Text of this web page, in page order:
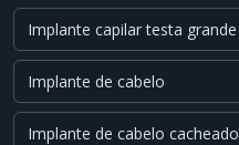
Implante capilar testa grande
Implante de cabelo
Implante de cabelo cacheado